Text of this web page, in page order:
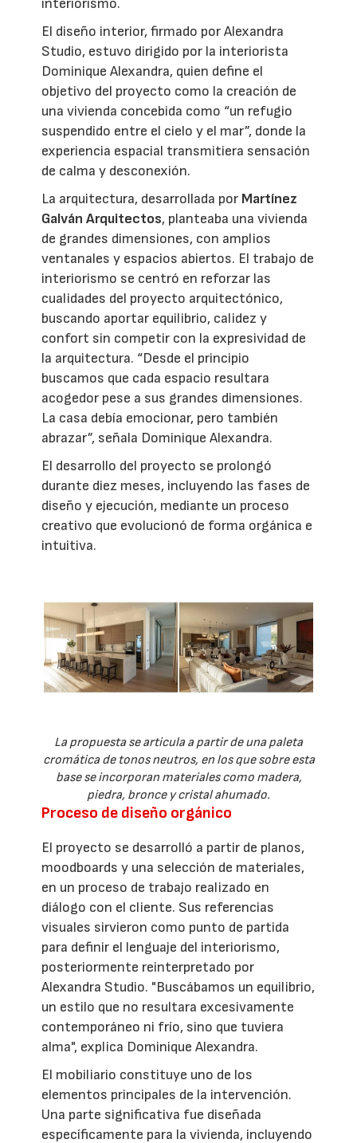
interiorismo.
El diseño interior, firmado por Alexandra
Studio, estuvo dirigido por la interiorista
Dominique Alexandra, quien define el
objetivo del proyecto como la creación de
una vivienda concebida como “un refugio
suspendido entre el cielo y el mar”, donde la
experiencia espacial transmitiera sensación
de calma y desconexión.
La arquitectura, desarrollada por Martínez
Galván Arquitectos, planteaba una vivienda
de grandes dimensiones, con amplios
ventanales y espacios abiertos. El trabajo de
interiorismo se centró en reforzar las
cualidades del proyecto arquitectónico,
buscando aportar equilibrio, calidez y
confort sin competir con la expresividad de
la arquitectura. “Desde el principio
buscamos que cada espacio resultara
acogedor pese a sus grandes dimensiones.
La casa debía emocionar, pero también
abrazar”, señala Dominique Alexandra.
El desarrollo del proyecto se prolongó
durante diez meses, incluyendo las fases de
diseño y ejecución, mediante un proceso
creativo que evolucionó de forma orgánica e
intuitiva.
La propuesta se articula a partir de una paleta
cromática de tonos neutros, en los que sobre esta
base se incorporan materiales como madera,
piedra, bronce y cristal ahumado.
Proceso de diseño orgánico
El proyecto se desarrolló a partir de planos,
moodboards y una selección de materiales,
en un proceso de trabajo realizado en
diálogo con el cliente. Sus referencias
visuales sirvieron como punto de partida
para definir el lenguaje del interiorismo,
posteriormente reinterpretado por
Alexandra Studio. "Buscábamos un equilibrio,
un estilo que no resultara excesivamente
contemporáneo ni frío, sino que tuviera
alma", explica Dominique Alexandra.
El mobiliario constituye uno de los
elementos principales de la intervención.
Una parte significativa fue diseñada
específicamente para la vivienda, incluyendo